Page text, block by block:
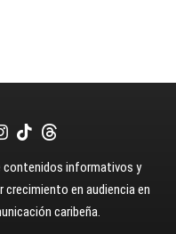
informativos y
en audiencia en
caribeña.